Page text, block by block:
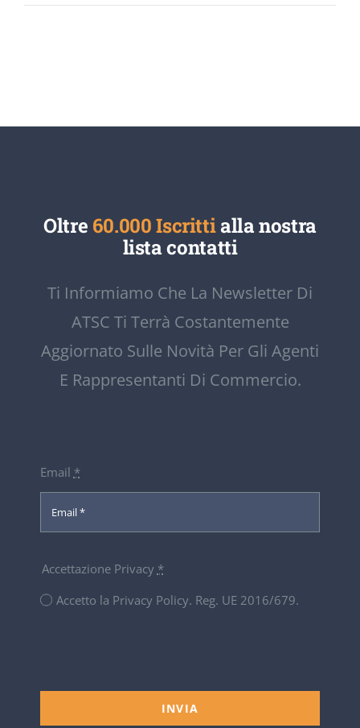
Oltre 60.000 Iscrittialla nostra
lista contatti
Ti Informiamo Che La Newsletter Di
ATSC Ti Terrà Costantemente
Aggiornato Sulle Novità Per Gli Agenti
E Rappresentanti Di Commercio.
Email *
Accettazione Privacy *
Accetto la Privacy Policy. Reg. UE 2016/679.
INVIA